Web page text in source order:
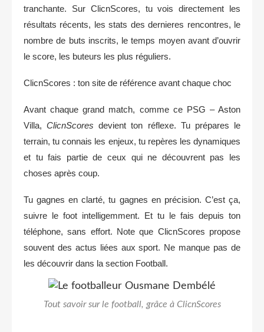
tranchante. Sur ClicnScores, tu vois directement les
résultats récents, les stats des dernieres rencontres, le
nombre de buts inscrits, le temps moyen avant d’ouvrir
le score, les buteurs les plus réguliers.
ClicnScores : ton site de référence avant chaque choc
Avant chaque grand match, comme ce PSG – Aston
Villa,ClicnScores devient ton réflexe. Tu prépares le
terrain, tu connais les enjeux, tu repères les dynamiques
et tu fais partie de ceux qui ne découvrent pas les
choses après coup.
Tu gagnes en clarté, tu gagnes en précision. C’est ça,
suivre le foot intelligemment. Et tu le fais depuis ton
téléphone, sans effort. Note que ClicnScores propose
souvent des actus liées aux sport. Ne manque pas de
les découvrir dans la section Football.
Tout savoir sur le football, grâce à ClicnScores